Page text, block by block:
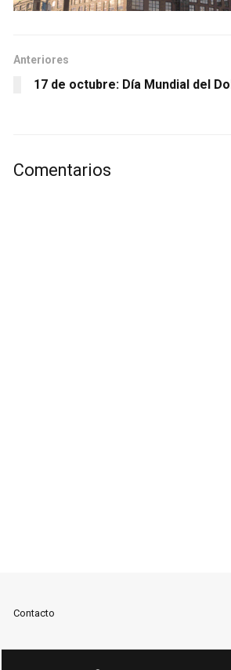
Anteriores
17 de octubre: Día Mundial del
Comentarios
Contacto